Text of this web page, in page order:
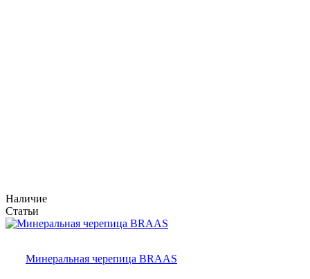
Наличие
Статьи
Минеральная черепица BRAAS